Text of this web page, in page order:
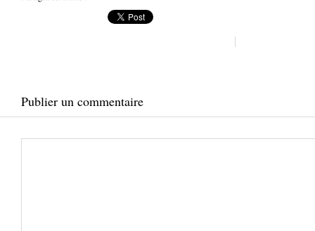
Publier un commentaire